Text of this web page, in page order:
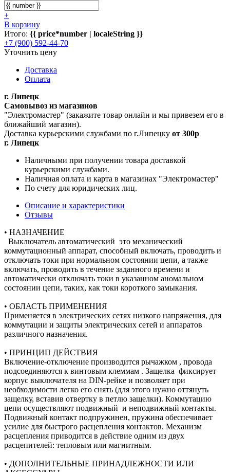
+
В корзину
Итого: {{ price*number | localeString }}
+7 (900) 592-44-70
Уточнить цену
Доставка
Оплата
г. Липецк
Самовывоз из магазинов
"Электромастер" (закажите товар онлайн и мы привезем его в
ближайший магазин).
Доставка курьерскими службами по г.Липецку от 300р
г. Липецк
Наличными при получении товара доставкой
курьерскими службами.
Наличная оплата и карта в магазинах "Электромастер"
По счету для юридических лиц.
Описание и характеристики
Отзывы
• НАЗНАЧЕНИЕ
Выключатель автоматический это механический
коммутационный аппарат, способный включать, проводить и
отключать токи при нормальном состоянии цепи, а также
включать, проводить в течение заданного времени и
автоматически отключать токи в указанном аномальном
состоянии цепи, таких, как токи короткого замыкания.
• ОБЛАСТЬ ПРИМЕНЕНИЯ
Применяется в электрических сетях низкого напряжения, для
коммутации и защиты электрических сетей и аппаратов
различного назначения.
• ПРИНЦИП ДЕЙСТВИЯ
Включение-отключение производится рычажком , провода
подсоединяются к винтовым клеммам . Защелка фиксирует
корпус выключателя на DIN-рейке и позволяет при
необходимости легко его снять (для этого нужно оттянуть
защелку, вставив отвертку в петлю защелки). Коммутацию
цепи осуществляют подвижный и неподвижный контакты.
Подвижный контакт подпружинен, пружина обеспечивает
усилие для быстрого расцепления контактов. Механизм
расцепления приводится в действие одним из двух
расцепителей: тепловым или магнитным.
• ДОПОЛНИТЕЛЬНЫЕ ПРИНАДЛЕЖНОСТИ ИЛИ